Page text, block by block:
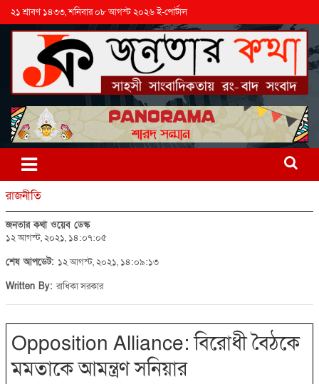
২১ শ্রাবণ ১৪৩৩, শনিবার ০৮ আগস্ট ২০২৬ ই-পোর্টাল
রাজনীতি
জনতার কথা ওয়েব ডেস্ক
১২ আগস্ট, ২০২১, ১৪:০৭:০৫
শেষ আপডেট: ১২ আগস্ট, ২০২১, ১৪:০৯:১৩
Written By:রাধিকা সরকার
Opposition Alliance: বিরোধী বৈঠকে
মমতাকে আমন্ত্রণ সনিয়ার